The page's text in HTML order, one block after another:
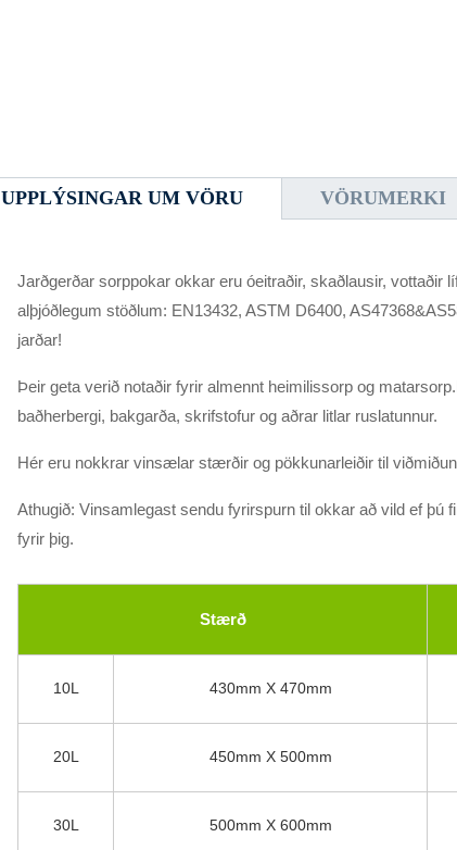
UPPLÝSINGAR UM VÖRU VÖRUMERKI
Jarðgerðar sorppokar okkar eru óeitraðir, skaðlausir,
alþjóðlegum stöðlum: EN13432, ASTM D6400,
jarðar!
Þeir geta verið notaðir fyrir almennt heimilissorp og
baðherbergi, bakgarða, skrifstofur og aðrar litlar ruslatunnur.
Hér eru nokkrar vinsælar stærðir og pökkunarleiðir til
Athugið: Vinsamlegast sendu fyrirspurn til okkar að vild ef þú
fyrir þig.
Stærð
10L 430mm X 470mm
20L 450mm X 500mm
30L 500mm X 600mm